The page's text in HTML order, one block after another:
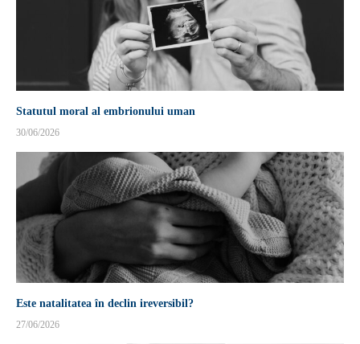
Statutul moral al embrionului uman
30/06/2026
Este natalitatea în declin ireversibil?
27/06/2026